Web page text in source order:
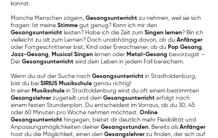
kannst.
Manche Menschen zögern,Gesangsunterricht zu nehmen, weil sie sich
fragen: Ist meineStimme gut genug? Kann ich mir den
Gesangsunterricht leisten? Habe ich die Zeit zumSingen lernen? Bin ich
vielleicht zu alt zum Lernen? Doch unabhängig davon, ob duAnfänger
oder Fortgeschrittener bist, Kind oder Erwachsener, ob du Pop Gesang,
Jazz-Gesang, Musical Singen lernen oder Metal-Gesang bevorzugst –
DerGesangsunterricht wird dein Leben in jedem Fall bereichern.
Wenn du auf der Suche nachGesangsunterricht in Stadtoldenburg,
bist du beiSIRIUS Musikschule genau richtig!
In einer Musikschule in Stadtoldenburg wirst du oft einem bestimmten
Gesangslehrer zugeteilt und deinGesangsunterricht erfolgt nach
einem festen Stundenplan. Du entscheidest im Vorraus, ob du 30, 45
oder 60 Minuten pro Woche nehmen möchtest.Online
Gesangsunterricht hingegen, bietet dir deutlich mehr Flexibilität und
Anpassungsmöglichkeiten deinerGesangsstunden. Bereits alsAnfänger
hast du die Möglichkeit, einen denGesangslehrer zu finden, der sich auf